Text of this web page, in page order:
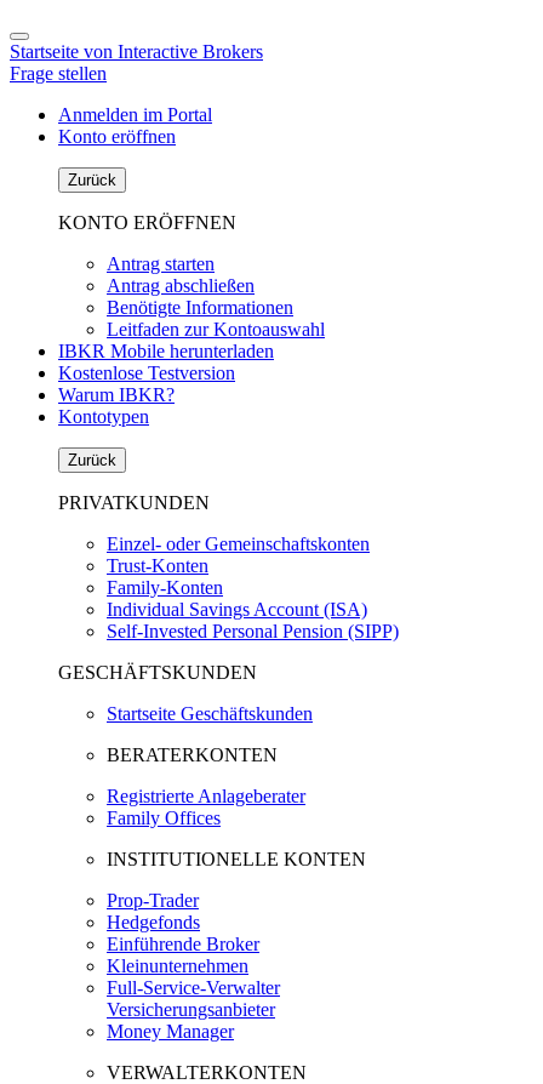
Startseite von Interactive Brokers
Frage stellen
Anmelden im Portal
Konto eröffnen
Zurück
KONTO ERÖFFNEN
Antrag starten
Antrag abschließen
Benötigte Informationen
Leitfaden zur Kontoauswahl
IBKR Mobile herunterladen
Kostenlose Testversion
Warum IBKR?
Kontotypen
Zurück
PRIVATKUNDEN
Einzel- oder Gemeinschaftskonten
Trust-Konten
Family-Konten
Individual Savings Account (ISA)
Self-Invested Personal Pension (SIPP)
GESCHÄFTSKUNDEN
Startseite Geschäftskunden
BERATERKONTEN
Registrierte Anlageberater
Family Offices
INSTITUTIONELLE KONTEN
Prop-Trader
Hedgefonds
Einführende Broker
Kleinunternehmen
Full-Service-Verwalter
Versicherungsanbieter
Money Manager
VERWALTERKONTEN